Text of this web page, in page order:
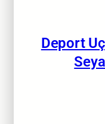
Deport